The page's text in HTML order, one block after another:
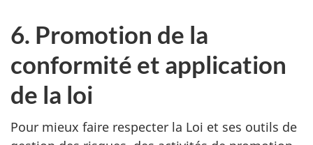
6. Promotion de la
conformité et application
de la loi
Pour mieux faire respecter la Loi et ses outils de